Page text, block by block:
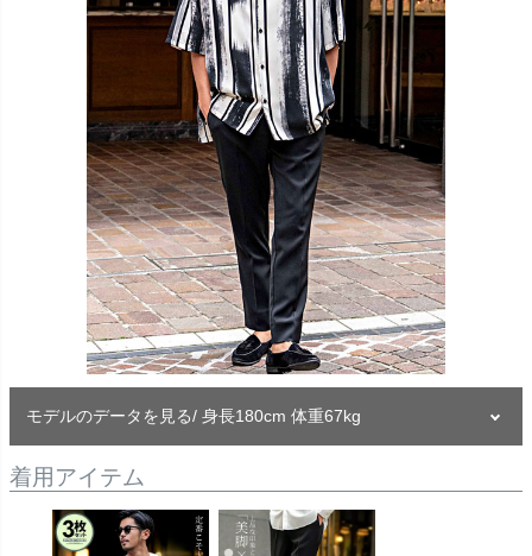
モデルのデータを見る/ 身長180cm 体重67kg
-TAIRA-
身長180cm 体重67kg
着用アイテム